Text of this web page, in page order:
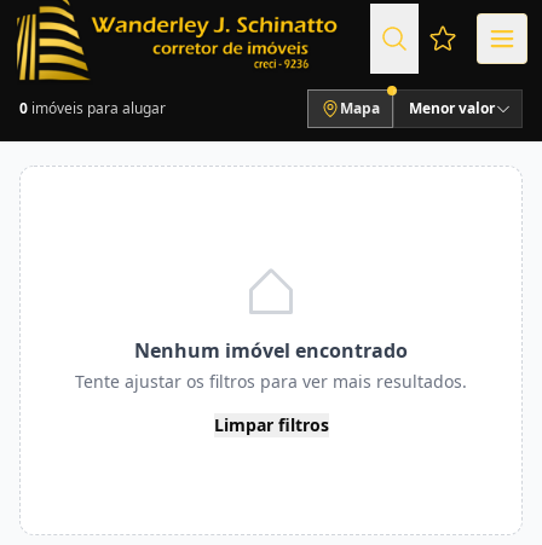
Favoritos
0 imóveis para alugar Mapa Menor valor
Nenhum imóvel encontrado
Tente ajustar os filtros para ver mais resultados.
Limpar filtros